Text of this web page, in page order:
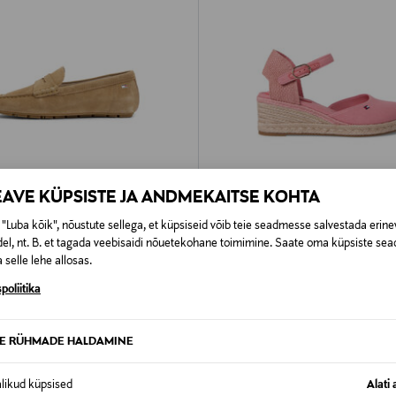
KÜPSISTE JA ANDMEKAITSE KOHTA
kõik", nõustute sellega, et küpsiseid võib teie seadmesse salvestada
nt. B. et tagada veebisaidi nõuetekohane toimimine. Saate oma küpsiste
selle lehe allosas.
RÜHMADE HALDAMINE
küpsised Alati
40%
Flag Soft Driver
SOODUSTUS 41%